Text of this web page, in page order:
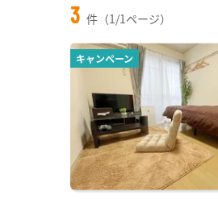
3 件（1/1ページ）
キャンペーン